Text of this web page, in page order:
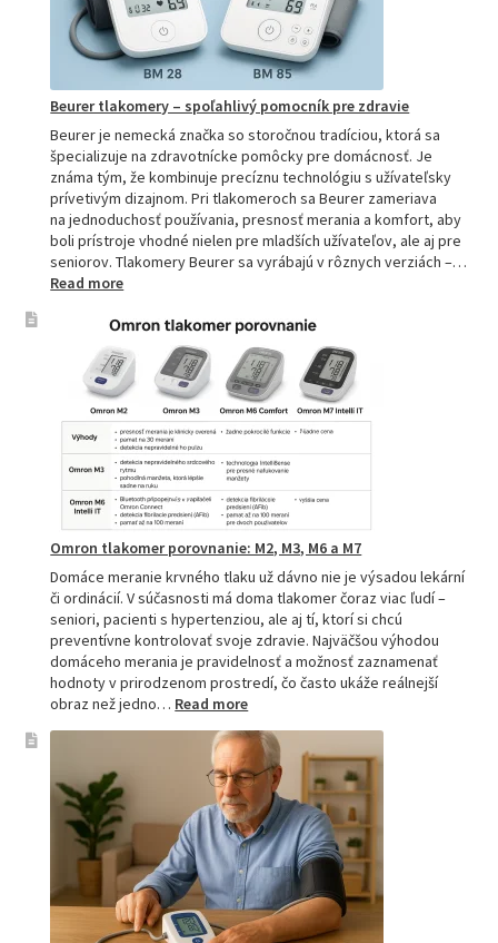
Beurer tlakomery – spoľahlivý pomocník pre zdravie
Beurer je nemecká značka so storočnou tradíciou, ktorá sa
špecializuje na zdravotnícke pomôcky pre domácnosť. Je
známa tým, že kombinuje precíznu technológiu s užívateľsky
prívetivým dizajnom. Pri tlakomeroch sa Beurer zameriava
na jednoduchosť používania, presnosť merania a komfort, aby
boli prístroje vhodné nielen pre mladších užívateľov, ale aj pre
seniorov. Tlakomery Beurer sa vyrábajú v rôznych verziách –…
Read more:
tlakomery
spoľahlivý
pomocník
pre
zdravie
Omron tlakomer porovnanie: M2, M3, M6 a M7
Domáce meranie krvného tlaku už dávno nie je výsadou lekární
či ordinácií. V súčasnosti má doma tlakomer čoraz viac ľudí –
seniori, pacienti s hypertenziou, ale aj tí, ktorí si chcú
preventívne kontrolovať svoje zdravie. Najväčšou výhodou
domáceho merania je pravidelnosť a možnosť zaznamenať
hodnoty v prirodzenom prostredí, čo často ukáže reálnejší
obraz než jedno… Read more:
tlakomer
porovnanie:
M2,
M3,
M6
a
M7